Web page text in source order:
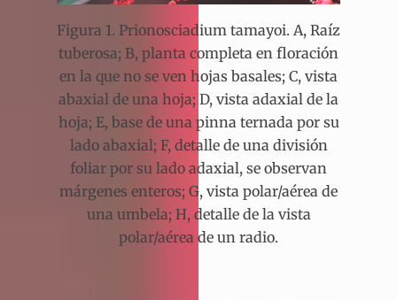
Figura 1. Prionosciadium tamayoi. A, Raíz
tuberosa; B, planta completa en floración
en la que no se ven hojas basales; C, vista
abaxial de una hoja; D, vista adaxial de la
hoja; E, base de una pinna ternada por su
lado abaxial; F, detalle de una división
foliar por su lado adaxial, se observan
márgenes enteros; G, vista polar/aérea de
una umbela; H, detalle de la vista
polar/aérea de un radio.